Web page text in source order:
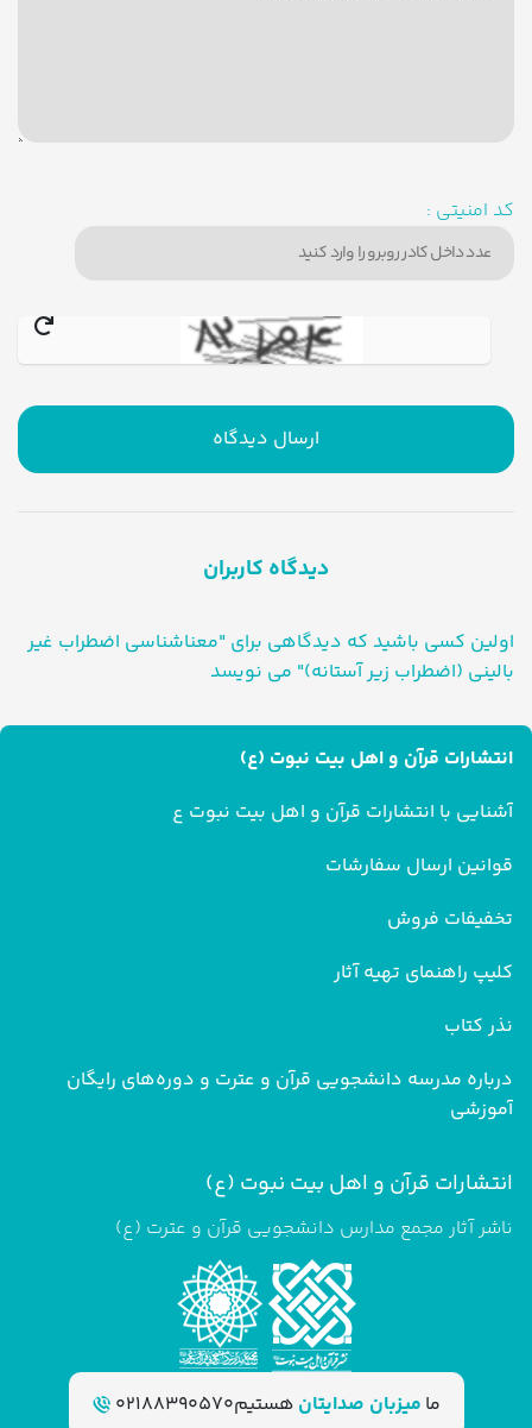
کد امنیتی :
ارسال دیدگاه
دیدگاه کاربران
اولین کسی باشید که دیدگاهی برای "معناشناسی اضطراب غیر
بالینی (اضطراب زیر آستانه)" می نویسد
انتشارات قرآن و اهل بیت نبوت (ع)
آشنایی با انتشارات قرآن و اهل بیت نبوت ع
قوانین ارسال سفارشات
تخفیفات فروش
کلیپ راهنمای تهیه آثار
نذر کتاب
درباره مدرسه دانشجویی قرآن و عترت و دوره‌های رایگان
آموزشی
انتشارات قرآن و اهل بیت نبوت (ع)
ناشر آثار مجمع مدارس دانشجویی قرآن و عترت (ع)
ما میزبان صدایتان هستیم02188390570